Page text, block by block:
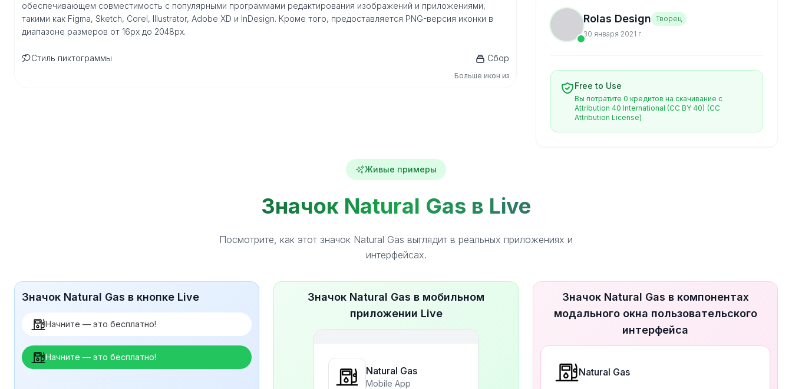
обеспечивающем совместимость с популярными программами редактирования изображений и приложениями,
такими как Figma, Sketch, Corel, Illustrator, Adobe XD и InDesign. Кроме того, предоставляется PNG-версия иконки в
диапазоне размеров от 16px до 2048px.
Стиль пиктограммы Сбор
Больше икон из
Rolas Design Творец
30 января 2021 г.
Free to Use
Вы потратите 0 кредитов на скачивание с
Attribution 40 International (CC BY 40) (CC
Attribution License)
Живые примеры
Значок Natural Gas в Live
Посмотрите, как этот значок Natural Gas выглядит в реальных приложениях и
интерфейсах.
Значок Natural Gas в кнопке Live
Начните — это бесплатно!
Начните — это бесплатно!
Значок Natural Gas в мобильном
приложении Live
Natural Gas
Mobile App
Значок Natural Gas в компонентах
модального окна пользовательского
интерфейса
Natural Gas